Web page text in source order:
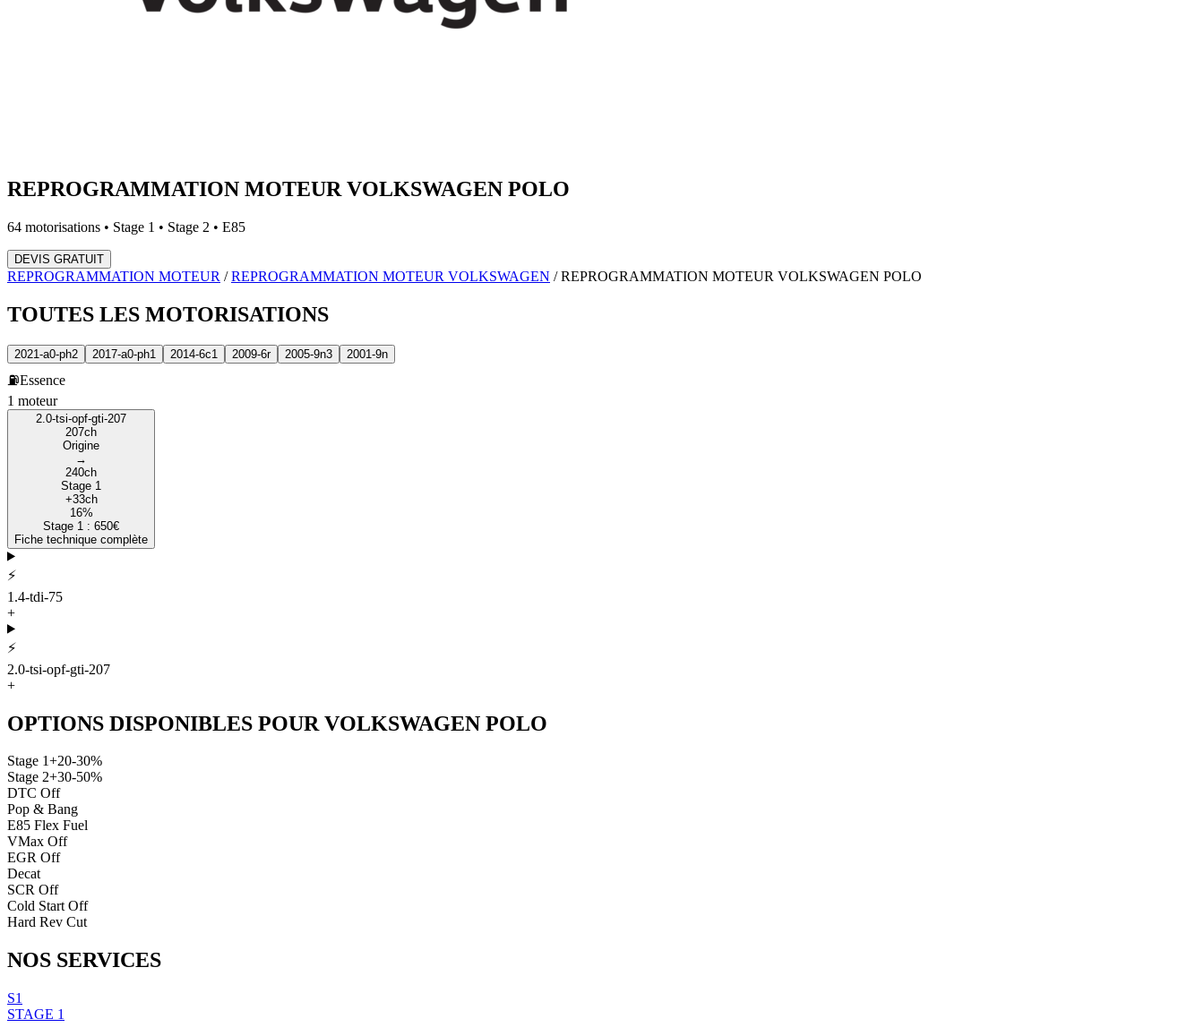
REPROGRAMMATION MOTEUR VOLKSWAGEN POLO
64 motorisations • Stage 1 • Stage 2 • E85
DEVIS GRATUIT
REPROGRAMMATION MOTEUR /REPROGRAMMATION MOTEUR VOLKSWAGEN /REPROGRAMMATION MOTEUR VOLKSWAGEN POLO
TOUTES LES MOTORISATIONS
2021-a0-ph2 2017-a0-ph1 2014-6c1 2009-6r 2005-9n3 2001-9n
⛽Essence
1 moteur
2.0-tsi-opf-gti-207
207ch
Origine
→
240ch
Stage 1
+33ch
16%
Stage 1 : 650€
Fiche technique complète
⚡
1.4-tdi-75
+
⚡
2.0-tsi-opf-gti-207
+
OPTIONS DISPONIBLES POUR VOLKSWAGEN POLO
Stage 1+20-30%
Stage 2+30-50%
DTC Off
Pop & Bang
E85 Flex Fuel
VMax Off
EGR Off
Decat
SCR Off
Cold Start Off
Hard Rev Cut
NOS SERVICES
S1
STAGE 1